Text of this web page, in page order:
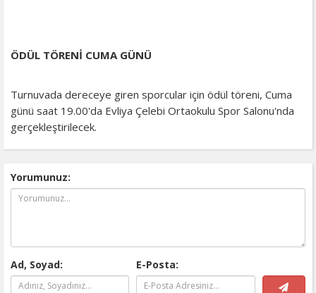
ÖDÜL TÖRENİ CUMA GÜNÜ
Turnuvada dereceye giren sporcular için ödül töreni, Cuma
günü saat 19.00'da Evliya Çelebi Ortaokulu Spor Salonu'nda
gerçekleştirilecek.
Yorumunuz:
Ad, Soyad: E-Posta: